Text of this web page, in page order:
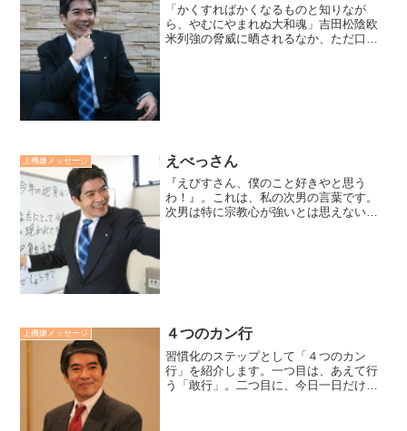
「かくすればかくなるものと知りなが
ら、やむにやまれぬ大和魂」吉田松陰欧
米列強の脅威に晒されるなか、ただ口先
上機嫌メッセージ えべっさん
『えびすさん、僕のこと好きやと思う
わ！』。これは、私の次男の言葉です。
次男は特に宗教心が強いとは思えないの
上機嫌メッセージ ４つのカン行
習慣化のステップとして「４つのカン
行」を紹介します。一つ目は、あえて行
う「敢行」。二つ目に、今日一日だけや